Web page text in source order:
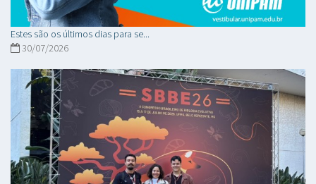
Estes são os últimos dias para se...
30/07/2026